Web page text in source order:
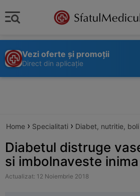
Vezi oferte și promoții
Direct din aplicație
Home › Specialitati › Diabet, nutritie,
Diabetul distruge
si imbolnaveste inima
Actualizat: 12 Noiembrie 2018